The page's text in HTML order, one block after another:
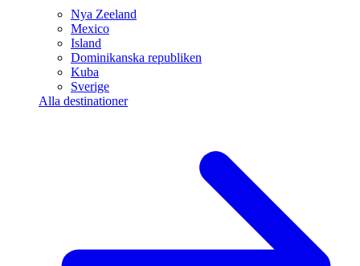
Nya Zeeland
Mexico
Island
Dominikanska republiken
Kuba
Sverige
Alla destinationer